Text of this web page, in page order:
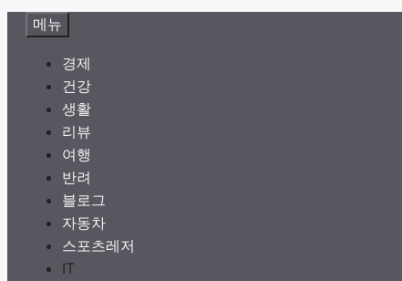
너
메뉴
경제
건강
생활
리뷰
여행
반려
블로그
자동차
스포츠레저
IT